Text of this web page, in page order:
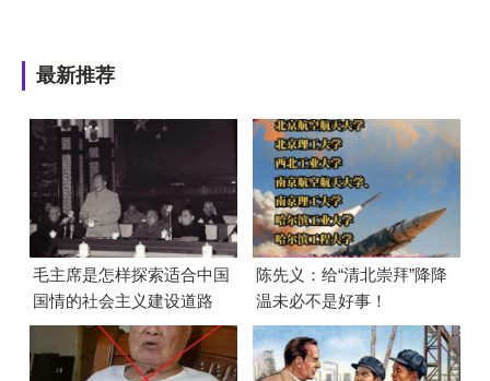
最新推荐
毛主席是怎样探索适合中国
国情的社会主义建设道路
的？
陈先义：给“清北崇拜”降降
温未必不是好事！